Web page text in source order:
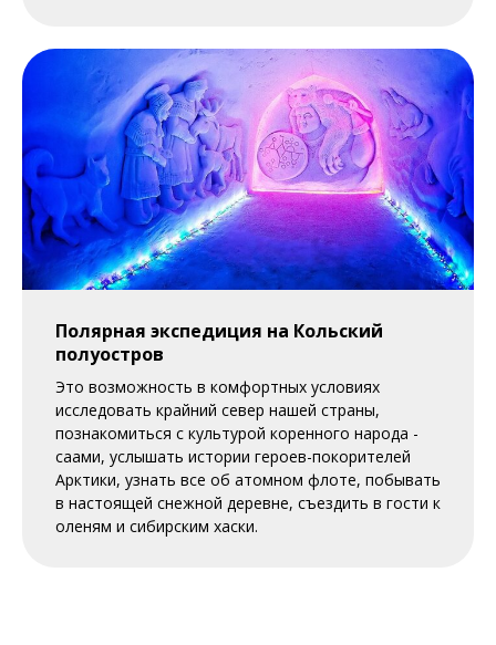
Полярная экспедиция на Кольский
полуостров
Это возможность в комфортных условиях
исследовать крайний север нашей страны,
познакомиться с культурой коренного народа -
саами, услышать истории героев-покорителей
Арктики, узнать все об атомном флоте, побывать
в настоящей снежной деревне, съездить в гости к
оленям и сибирским хаски.